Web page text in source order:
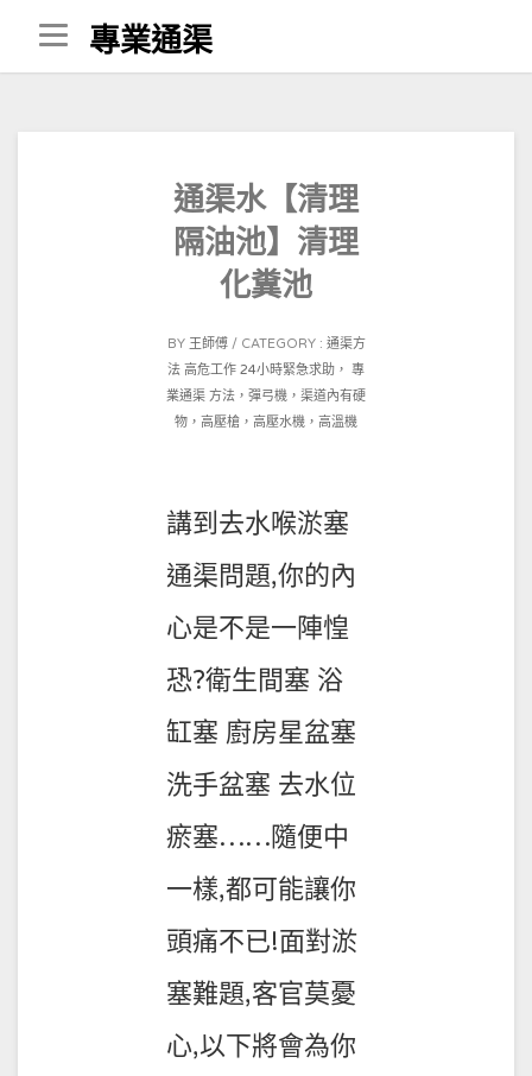
Skip
to
專業通渠
通渠水【清理
隔油池】清理
化糞池
BY 王師傅
POSTED
ON
2021-
02-
CATEGORY : 通渠方
法 高危工作 24小時緊急求助， 專
業通渠 方法，彈弓機，渠道內有硬
物，高壓槍，高壓水機，高溫機
講到去水喉淤塞
通渠問題,你的內
心是不是一陣惶
恐?衛生間塞 浴
缸塞 廚房星盆塞
洗手盆塞 去水位
瘀塞……隨便中
一樣,都可能讓你
頭痛不已!面對淤
塞難題,客官莫憂
心,以下將會為你